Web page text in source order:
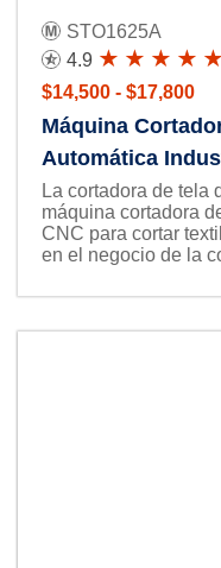
STO1625A
4.9
$14,500 - $17,800
Máquina
Automática
La cortadora de tela
máquina cortadora
CNC para cortar
en el negocio de la